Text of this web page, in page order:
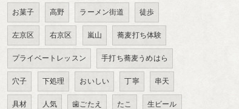
お菓子 高野 ラーメン街道 徒歩
左京区 右京区 嵐山 蕎麦打ち体験
プライベートレッスン 手打ち蕎麦うめはら
穴子 下処理 おいしい 丁寧 串天
具材 人気 歯ごたえ たこ 生ビール